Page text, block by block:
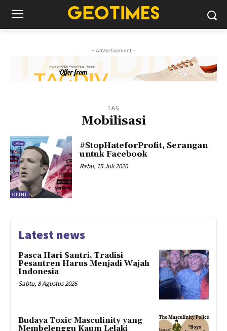
- Advertisement -
TAG
Mobilisasi
OPINI
#StopHateforProfit, Serangan
untuk Facebook
Rabu, 15 Juli 2020
Latest news
Pasca Hari Santri, Tradisi
Pesantren Harus Menjadi Wajah
Indonesia
Sabtu, 8 Agustus 2026
Budaya Toxic Masculinity yang
Membelenggu Kaum Lelaki